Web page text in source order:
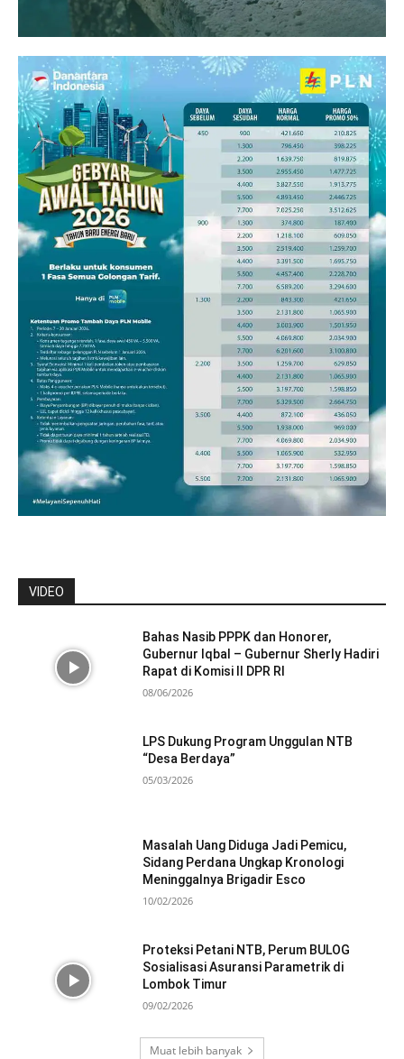
VIDEO
Bahas Nasib PPPK dan Honorer,
Gubernur Iqbal – Gubernur Sherly Hadiri
Rapat di Komisi II DPR RI
08/06/2026
LPS Dukung Program Unggulan NTB
“Desa Berdaya”
05/03/2026
Masalah Uang Diduga Jadi Pemicu,
Sidang Perdana Ungkap Kronologi
Meninggalnya Brigadir Esco
10/02/2026
Proteksi Petani NTB, Perum BULOG
Sosialisasi Asuransi Parametrik di
Lombok Timur
09/02/2026
Muat lebih banyak